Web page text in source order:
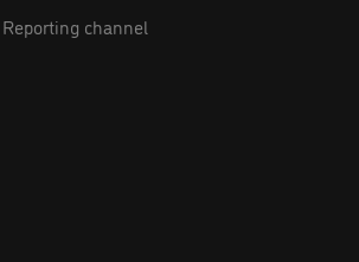
Reporting channel